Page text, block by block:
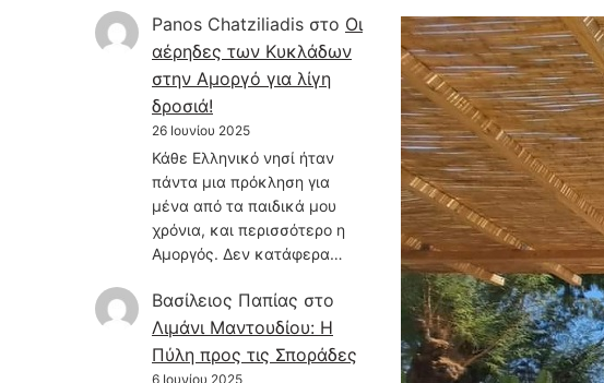
Panos Chatziliadis στο Οι
αέρηδες των Κυκλάδων
στην Αμοργό για λίγη
δροσιά!
26 Ιουνίου 2025
Κάθε Ελληνικό νησί ήταν
πάντα μια πρόκληση για
μένα από τα παιδικά μου
χρόνια, και περισσότερο η
Αμοργός. Δεν κατάφερα…
Βασίλειος Παπίας στο
Λιμάνι Μαντουδίου: Η
Πύλη προς τις Σποράδες
6 Ιουνίου 2025